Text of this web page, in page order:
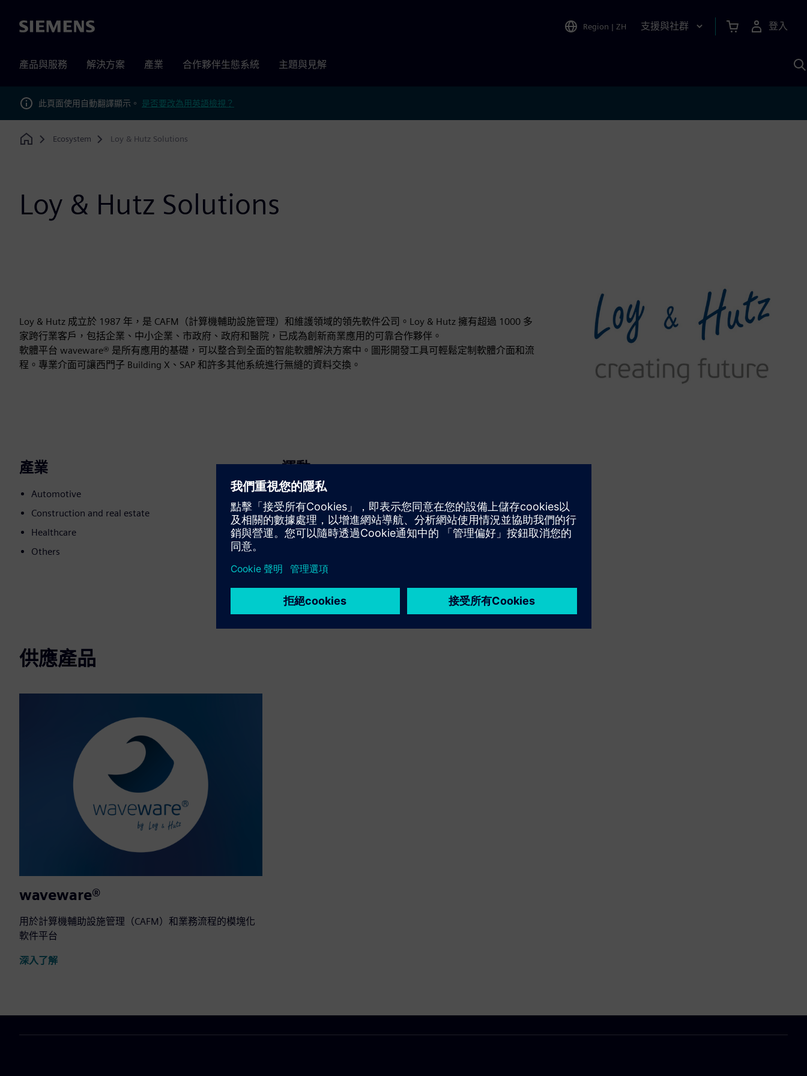
Siemens Region | ZH 支援與社群 登入
產品與服務 解決方案 產業 合作夥伴生態系統 主題與見解
此頁面使用自動翻譯顯示。 是否要改為用英語檢視？
Home
Ecosystem Loy & Hutz Solutions
Loy & Hutz Solutions
Loy & Hutz 成立於 1987 年，是 CAFM（計算機輔助設施管理）和維護領域的領先軟件公司。Loy & Hutz 擁有超過 1000 多
家跨行業客戶，包括企業、中小企業、市政府、政府和醫院，已成為創新商業應用的可靠合作夥伴。
軟體平台 waveware® 是所有應用的基礎，可以整合到全面的智能軟體解決方案中。圖形開發工具可輕鬆定制軟體介面和流
程。專業介面可讓西門子 Building X、SAP 和許多其他系統進行無縫的資料交換。
產業
Automotive
Construction and real estate
Healthcare
Others
運動
Build
透過建立新產品來擴展或建置西門子 Xcelerator 產品／解
決方案，或透過整合西門子 Xcelerator 產品和自有產品建
立全新客戶解決方案
Sell
供應產品
waveware®
用於計算機輔助設施管理（CAFM）和業務流程的模塊化
軟件平台
深入了解